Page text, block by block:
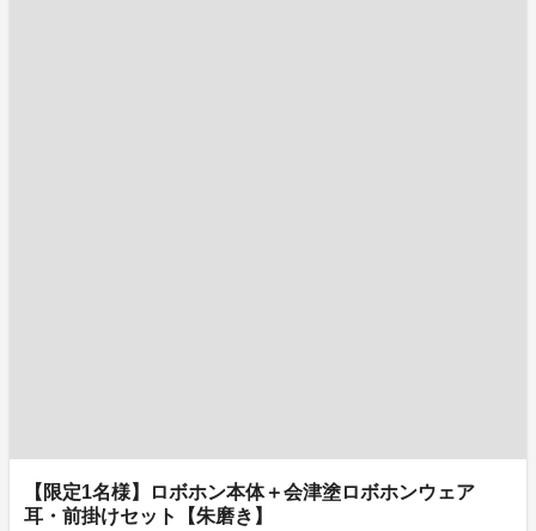
【限定1名様】ロボホン本体＋会津塗ロボホンウェア
耳・前掛けセット【朱磨き】